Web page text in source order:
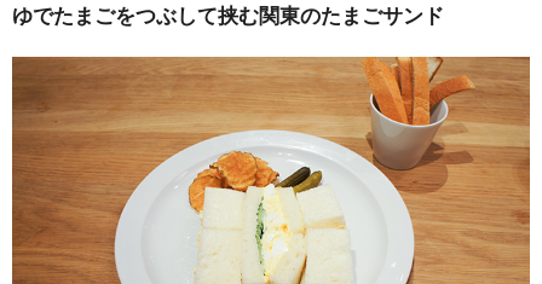
ゆでたまごをつぶして挟む関東のたまごサンド